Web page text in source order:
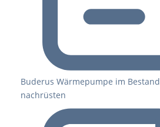
Buderus Wärmepumpe im
nachrüsten